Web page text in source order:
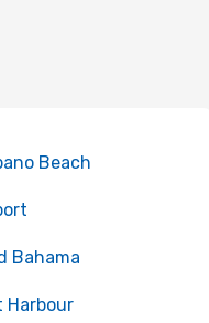
Beach
Bahama
Harbour